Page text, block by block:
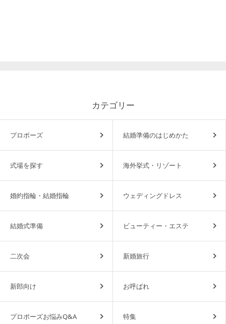
カテゴリー
プロポーズ 結婚準備のはじめかた
式場を探す 海外挙式・リゾート
婚約指輪・結婚指輪 ウェディングドレス
結婚式準備 ビューティー・エステ
二次会 新婚旅行
新郎向け お呼ばれ
プロポーズお悩みQ&A 特集